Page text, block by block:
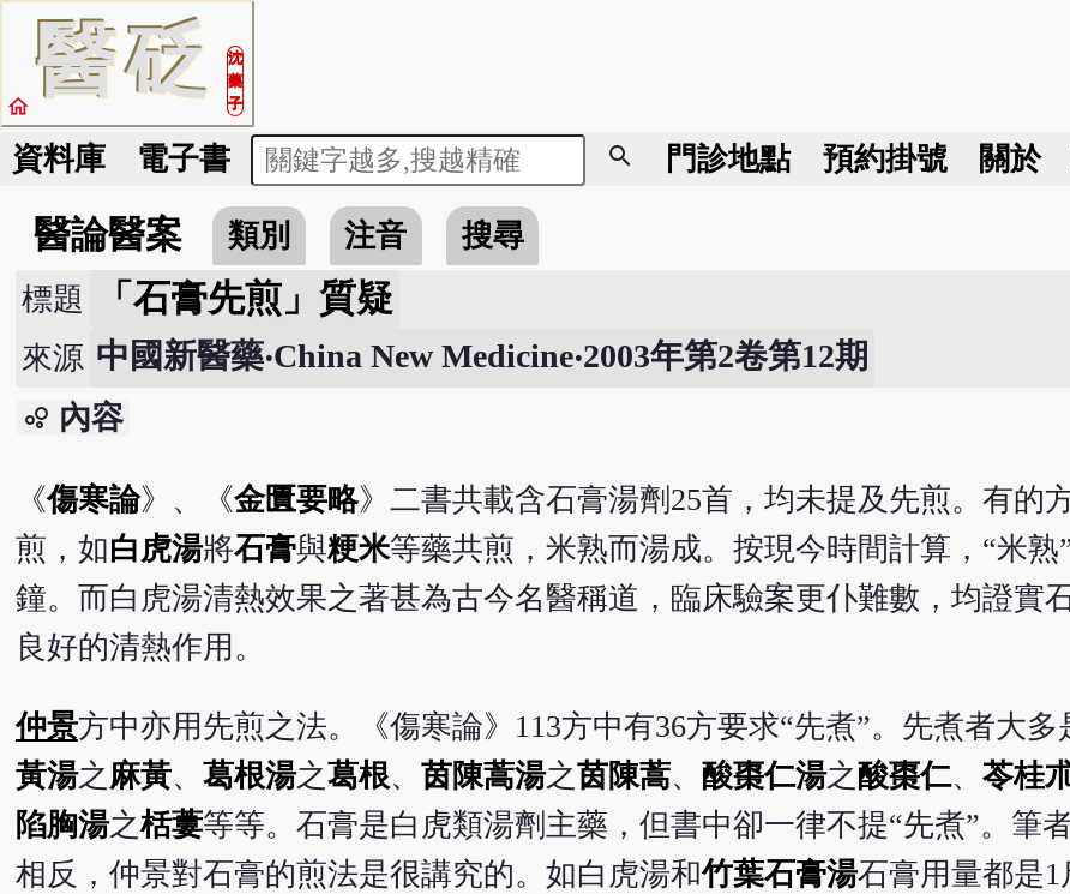
醫砭
沈
藥
子
home
資料庫 電子書 search 門診地點 預約掛號 關於
醫論醫案 類別 注音
搜尋
標題
「石膏先煎」質疑
來源 中國新醫藥‧China New Medicine‧2003年第2卷第12期
bubble_chart 內容
《傷寒論》、《金匱要略》二書共載含石膏湯劑25首，均未提及先煎。有的
煎，如白虎湯將石膏與粳米等藥共煎，米熟而湯成。按現今時間計算，“米熟
鐘。而白虎湯清熱效果之著甚為古今名醫稱道，臨床驗案更仆難數，均證實
良好的清熱作用。
仲景方中亦用先煎之法。《傷寒論》113方中有36方要求“先煮”。先煮者大多
黃湯之麻黃、 葛根湯之葛根、 茵陳蒿湯之茵陳蒿、 酸棗仁湯之酸棗仁、 苓桂
陷胸湯之栝蔞等等。石膏是白虎類湯劑主藥，但書中卻一律不提“先煮”。筆
相反，仲景對石膏的煎法是很講究的。如白虎湯和竹葉石膏湯石膏用量都是